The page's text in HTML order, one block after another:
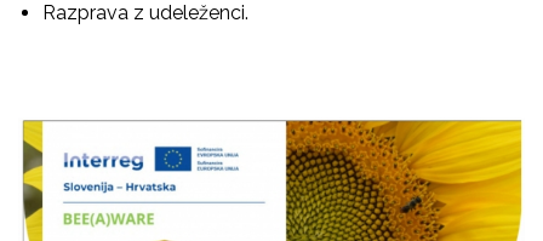
Razprava z udeleženci.